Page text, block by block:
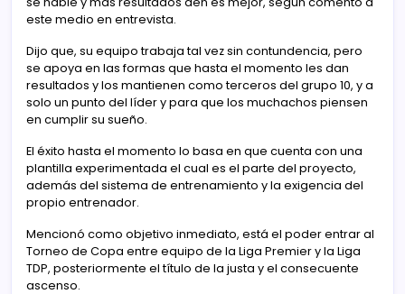
este medio en entrevista.
Dijo que, su equipo trabaja tal vez sin contundencia, pero
se apoya en las formas que hasta el momento les dan
resultados y los mantienen como terceros del grupo 10, y a
solo un punto del líder y para que los muchachos piensen
en cumplir su sueño.
El éxito hasta el momento lo basa en que cuenta con una
plantilla experimentada el cual es el parte del proyecto,
además del sistema de entrenamiento y la exigencia del
propio entrenador.
Mencionó como objetivo inmediato, está el poder entrar al
Torneo de Copa entre equipo de la Liga Premier y la Liga
TDP, posteriormente el título de la justa y el consecuente
ascenso.